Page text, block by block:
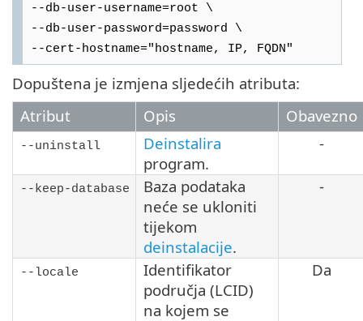
--db-user-username=root \
--db-user-password=password \
--cert-hostname="hostname, IP, FQDN"
Dopuštena je izmjena sljedećih atributa:
Atribut
Opis Obavezno
--uninstall
Deinstalira
program.
-
--keep-database
Baza podataka
neće se ukloniti
tijekom
deinstalacije.
-
--locale
Identifikator
područja (LCID)
na kojem se
Da